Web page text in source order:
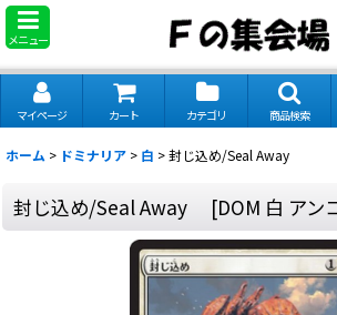
メニュー
マイページ カート カテゴリ 商品検索
ホーム > ドミナリア > 白 >封じ込め/Seal Away
封じ込め/Seal Away [DOM 白 アン